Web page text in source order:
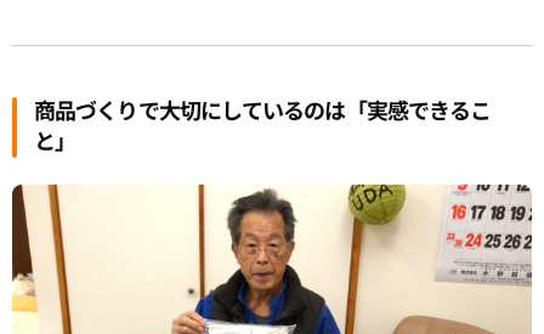
商品づくりで大切にしているのは「実感できるこ
と」